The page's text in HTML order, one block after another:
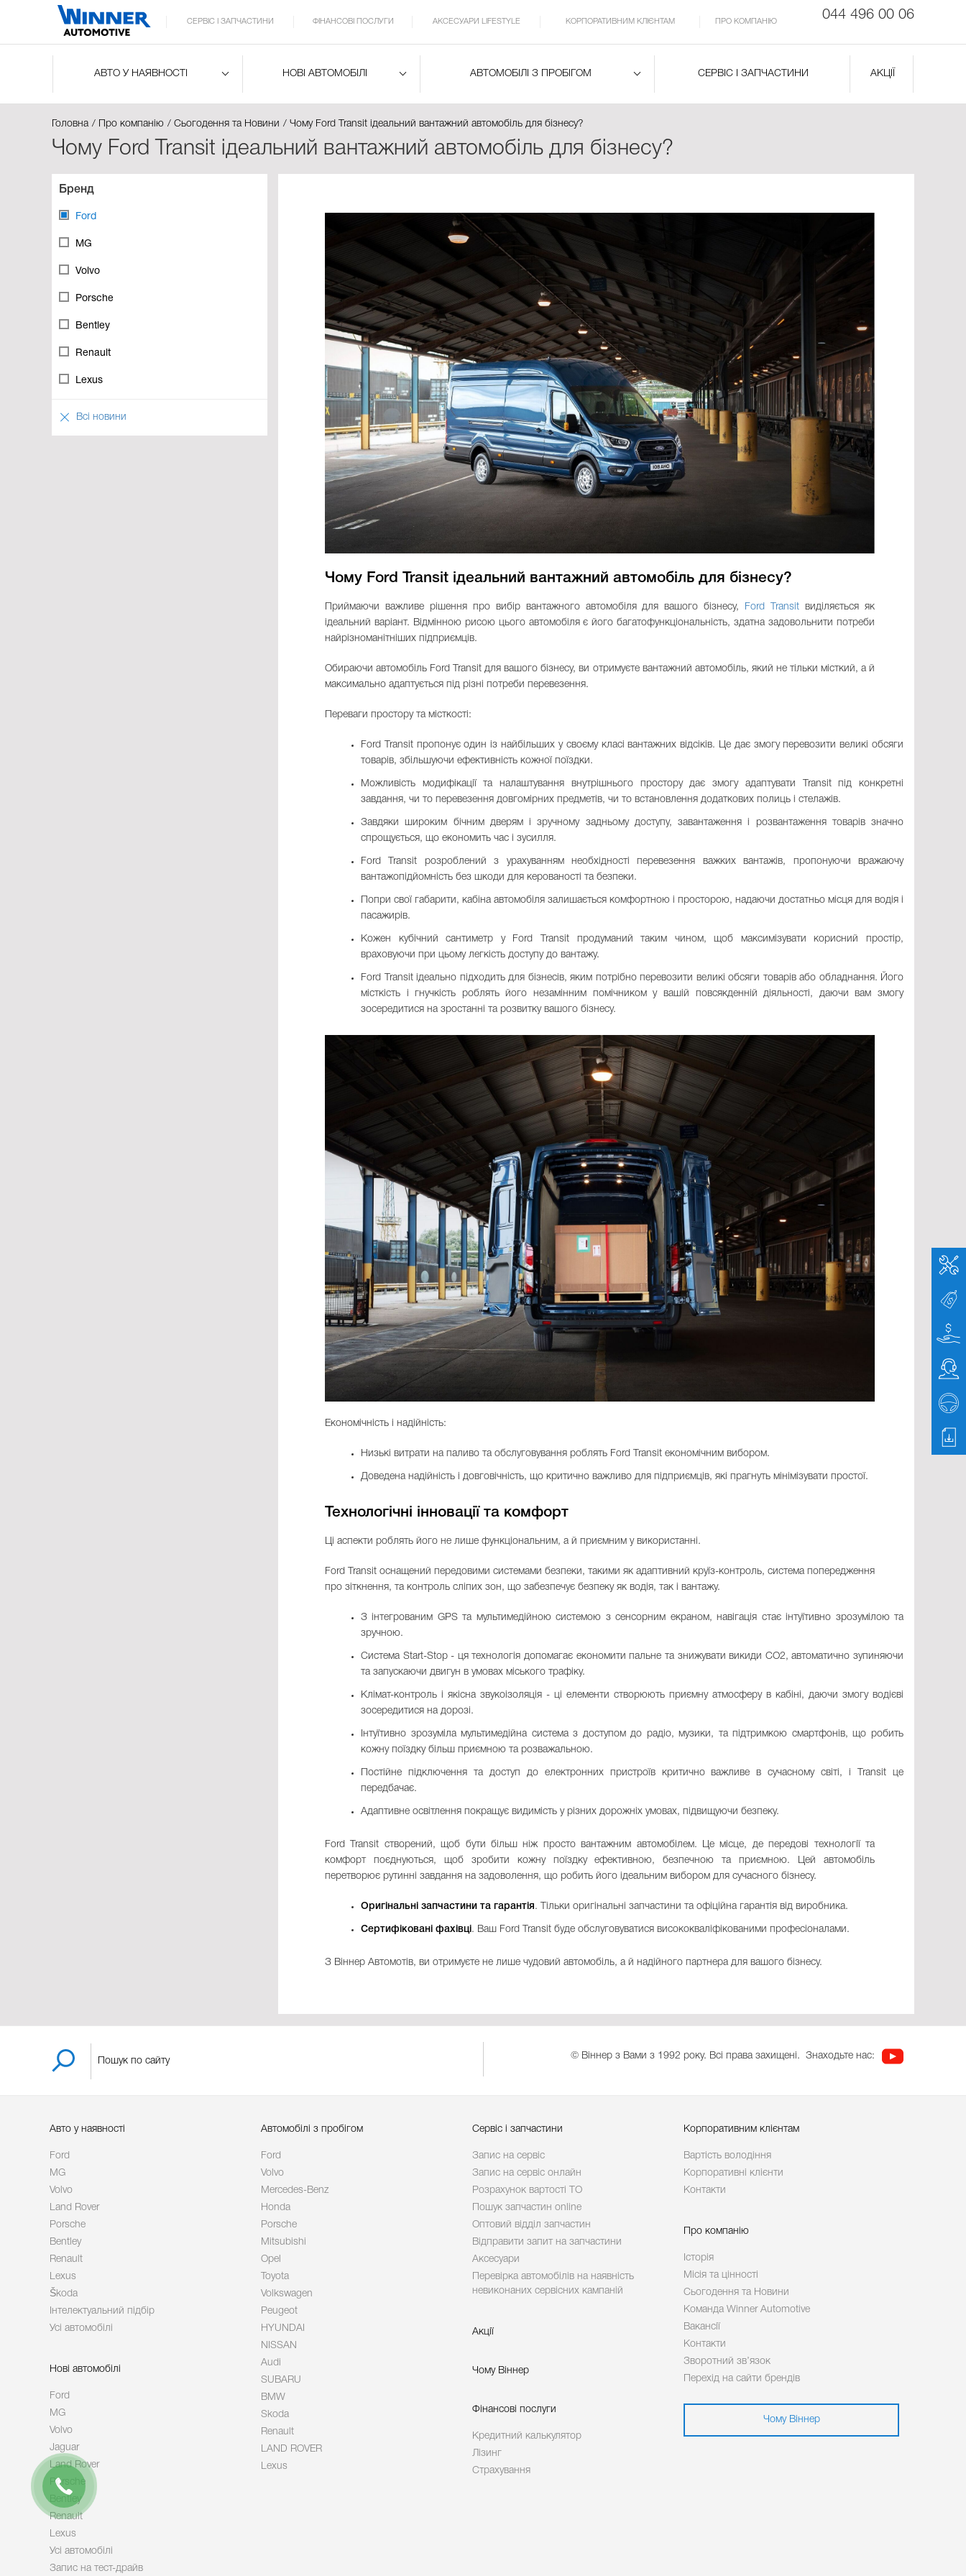
044 496 00 06
СЕРВІС І ЗАПЧАСТИНИ ФІНАНСОВІ ПОСЛУГИ АКСЕСУАРИ LIFESTYLE КОРПОРАТИВНИМ КЛІЄНТАМ ПРО КОМПАНІЮ
АВТО У НАЯВНОСТІ НОВІ АВТОМОБІЛІ АВТОМОБІЛІ З ПРОБІГОМ СЕРВІС І ЗАПЧАСТИНИ АКЦІЇ
Головна Про компанію Сьогодення та Новини Чому Ford Transit ідеальний вантажний автомобіль для бізнесу?
Чому Ford Transit ідеальний вантажний автомобіль для бізнесу?
Бренд
Ford
MG
Volvo
Porsche
Bentley
Renault
Lexus
Всі новини
Чому Ford Transit ідеальний вантажний автомобіль для бізнесу?
Приймаючи важливе рішення про вибір вантажного автомобіля для вашого бізнесу, Ford Transit виділяється як
ідеальний варіант. Відмінною рисою цього автомобіля є його багатофункціональність, здатна задовольнити потреби
найрізноманітніших підприємців.
Обираючи автомобіль Ford Transit для вашого бізнесу, ви отримуєте вантажний автомобіль, який не тільки місткий, а й
максимально адаптується під різні потреби перевезення.
Переваги простору та місткості:
Ford Transit пропонує один із найбільших у своєму класі вантажних відсіків. Це дає змогу перевозити великі обсяги
товарів, збільшуючи ефективність кожної поїздки.
Можливість модифікації та налаштування внутрішнього простору дає змогу адаптувати Transit під конкретні
завдання, чи то перевезення довгомірних предметів, чи то встановлення додаткових полиць і стелажів.
Завдяки широким бічним дверям і зручному задньому доступу, завантаження і розвантаження товарів значно
спрощується, що економить час і зусилля.
Ford Transit розроблений з урахуванням необхідності перевезення важких вантажів, пропонуючи вражаючу
вантажопідйомність без шкоди для керованості та безпеки.
Попри свої габарити, кабіна автомобіля залишається комфортною і просторою, надаючи достатньо місця для водія і
пасажирів.
Кожен кубічний сантиметр у Ford Transit продуманий таким чином, щоб максимізувати корисний простір,
враховуючи при цьому легкість доступу до вантажу.
Ford Transit ідеально підходить для бізнесів, яким потрібно перевозити великі обсяги товарів або обладнання. Його
місткість і гнучкість роблять його незамінним помічником у вашій повсякденній діяльності, даючи вам змогу
зосередитися на зростанні та розвитку вашого бізнесу.
Економічність і надійність:
Низькі витрати на паливо та обслуговування роблять Ford Transit економічним вибором.
Доведена надійність і довговічність, що критично важливо для підприємців, які прагнуть мінімізувати простої.
Технологічні інновації та комфорт
Ці аспекти роблять його не лише функціональним, а й приємним у використанні.
Ford Transit оснащений передовими системами безпеки, такими як адаптивний круїз-контроль, система попередження
про зіткнення, та контроль сліпих зон, що забезпечує безпеку як водія, так і вантажу.
З інтегрованим GPS та мультимедійною системою з сенсорним екраном, навігація стає інтуїтивно зрозумілою та
зручною.
Система Start-Stop - ця технологія допомагає економити пальне та знижувати викиди CO2, автоматично зупиняючи
та запускаючи двигун в умовах міського трафіку.
Клімат-контроль і якісна звукоізоляція - ці елементи створюють приємну атмосферу в кабіні, даючи змогу водієві
зосередитися на дорозі.
Інтуїтивно зрозуміла мультимедійна система з доступом до радіо, музики, та підтримкою смартфонів, що робить
кожну поїздку більш приємною та розважальною.
Постійне підключення та доступ до електронних пристроїв критично важливе в сучасному світі, і Transit це
передбачає.
Адаптивне освітлення покращує видимість у різних дорожніх умовах, підвищуючи безпеку.
Ford Transit створений, щоб бути більш ніж просто вантажним автомобілем. Це місце, де передові технології та
комфорт поєднуються, щоб зробити кожну поїздку ефективною, безпечною та приємною. Цей автомобіль
перетворює рутинні завдання на задоволення, що робить його ідеальним вибором для сучасного бізнесу.
Оригінальні запчастини та гарантія. Тільки оригінальні запчастини та офіційна гарантія від виробника.
Сертифіковані фахівці. Ваш Ford Transit буде обслуговуватися висококваліфікованими професіоналами.
З Віннер Автомотів, ви отримуєте не лише чудовий автомобіль, а й надійного партнера для вашого бізнесу.
© Віннер з Вами з 1992 року. Всі права захищені. Знаходьте нас:
Авто у наявності
Ford
MG
Volvo
Land Rover
Porsche
Bentley
Renault
Lexus
Škoda
Інтелектуальний підбір
Усі автомобілі
Нові автомобілі
Ford
MG
Volvo
Jaguar
Land Rover
Porsche
Bentley
Renault
Lexus
Усі автомобілі
Запис на тест-драйв
Автомобілі з пробігом
Ford
Volvo
Mercedes-Benz
Honda
Porsche
Mitsubishi
Opel
Toyota
Volkswagen
Peugeot
HYUNDAI
NISSAN
Audi
SUBARU
BMW
Skoda
Renault
LAND ROVER
Lexus
Сервіс і запчастини
Запис на сервіс
Запис на сервіс онлайн
Розрахунок вартості ТО
Пошук запчастин online
Оптовий відділ запчастин
Відправити запит на запчастини
Аксесуари
Перевірка автомобілів на наявність
невиконаних сервісних кампаній
Акції
Чому Віннер
Фінансові послуги
Кредитний калькулятор
Лізинг
Страхування
Корпоративним клієнтам
Вартість володіння
Корпоративні клієнти
Контакти
Про компанію
Історія
Місія та цінності
Сьогодення та Новини
Команда Winner Automotive
Вакансії
Контакти
Зворотний зв’язок
Перехід на сайти брендів
Чому Віннер